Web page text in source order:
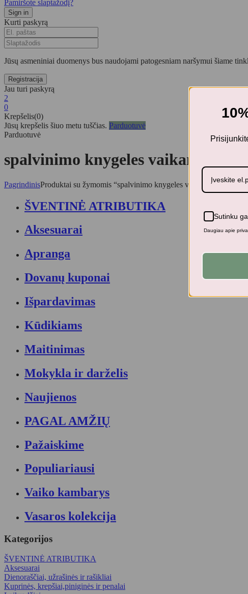
Pamiršote slaptažodį?
Kurti paskyrą
Jūsų asmeniniai duomenys bus naudojami patogesniam naršymui šiame
Jau turi paskyrą
2
0
Krepšelis(0)
Jūsų krepšelis šiuo metu tuščias. Parduotuvė
Parduotuvė
spalvinimo knygeles vaikams
PagrindinisProduktai su žymomis “spalvinimo knygeles vaikams”
ŠVENTINĖ ATRIBUTIKA
Aksesuarai
Apranga
Dovanų kuponai
Išpardavimas
Kūdikiams
Maitinimas
Mokykla ir darželis
Naujienos
PAGAL AMŽIŲ
Pažaiskime
Populiariausi
Vaiko kambarys
Vasaros kolekcija
Kategorijos
ŠVENTINĖ ATRIBUTIKA
Aksesuarai
Dienoraščiai, užrašinės ir rašikliai
Kuprinės, krepšiai,piniginės ir penalai
Sutinku
Daugiau apie